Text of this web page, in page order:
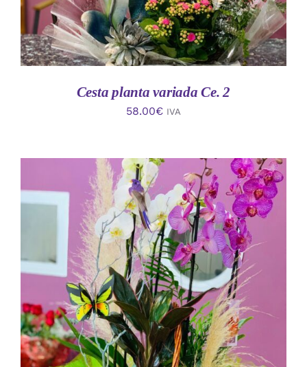
Cesta planta variada Ce. 2
58.00€ IVA
AÑADIR AL CARRITO
/
DETALLES